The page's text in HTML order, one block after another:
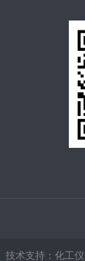
技术支持： 化工